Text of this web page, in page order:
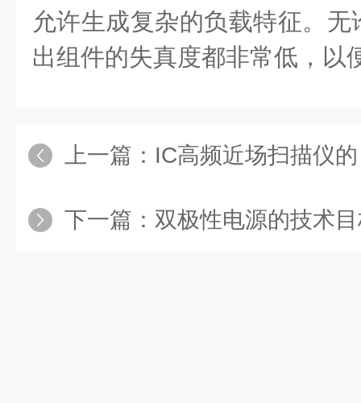
允许生成复杂的负载特征。
出组件的失真度都非常低，以
上一篇： IC高频近场扫描仪
下一篇： 双极性电源的技术目标